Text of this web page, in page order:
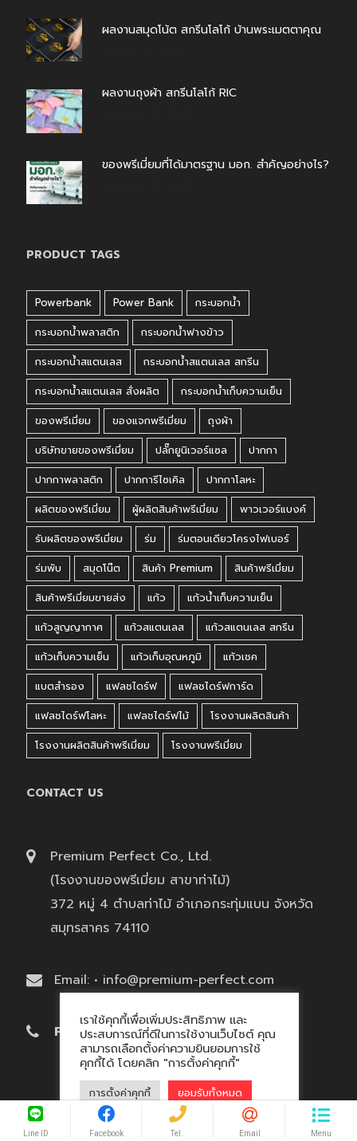
ผลงานสมุดโน้ต สกรีนโลโก้ บ้านพระเมตตาคุณ
ผลงานถุงผ้า สกรีนโลโก้ RIC
ของพรีเมี่ยมที่ได้มาตรฐาน มอก. สำคัญอย่างไร?
PRODUCT TAGS
Powerbank Power Bank
กระบอกน้ำ
กระบอกน้ำพลาสติก
กระบอกน้ำฟางข้าว
กระบอกน้ำสแตนเลส
กระบอกน้ำสแตนเลส สกรีน
กระบอกน้ำสแตนเลส สั่งผลิต
กระบอกน้ำเก็บความเย็น
ของพรีเมี่ยม
ของแจกพรีเมี่ยม
ถุงผ้า
บริษัทขายของพรีเมี่ยม
ปลั๊กยูนิเวอร์แซล
ปากกา
ปากกาพลาสติก
ปากการีไซเคิล
ปากกาโลหะ
ผลิตของพรีเมี่ยม
ผู้ผลิตสินค้าพรีเมี่ยม
พาวเวอร์แบงค์
รับผลิตของพรีเมี่ยม
ร่ม
ร่มตอนเดียวโครงไฟเบอร์
ร่มพับ
สมุดโน๊ต สินค้า Premium
สินค้าพรีเมี่ยม
สินค้าพรีเมี่ยมขายส่ง
แก้ว
แก้วน้ำเก็บความเย็น
แก้วสูญญากาศ
แก้วสแตนเลส
แก้วสแตนเลส สกรีน
แก้วเก็บความเย็น
แก้วเก็บอุณหภูมิ
แก้วเชค
แบตสำรอง
แฟลชไดร์ฟ
แฟลชไดร์ฟการ์ด
แฟลชไดร์ฟโลหะ
แฟลชไดร์ฟไม้
โรงงานผลิตสินค้า
โรงงานผลิตสินค้าพรีเมี่ยม
โรงงานพรีเมี่ยม
CONTACT US
Premium Perfect Co., Ltd.
(โรงงานของพรีเมี่ยม สาขาท่าไม้)
372 หมู่ 4 ตำบลท่าไม้ อำเภอกระทุ่มแบน จังหวัด
สมุทรสาคร 74110
Email: • info@premium-perfect.com
Phone: 02-408-1377
เราใช้คุกกี้เพื่อเพิ่มประสิทธิภาพ และ
ประสบการณ์ที่ดีในการใช้งานเว็บไซต์ คุณ
สามารถเลือกตั้งค่าความยินยอมการใช้
คุกกี้ได้ โดยคลิก "การตั้งค่าคุกกี้"
การตั้งค่าคุกกี้ ยอมรับทั้งหมด